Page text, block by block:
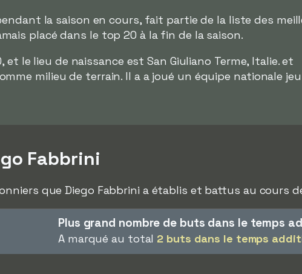
la saison en cours, fait partie de la liste des
placé dans le top 20 à la fin de la saison.
et le lieu de naissance est San Giuliano Terme, Italie. et
milieu de terrain. Il a a joué un équipe nationale
Fabbrini
que Diego Fabbrini a établis et battus au cours
Plus grand nombre de buts dans le temps
A marqué au total 2 buts dans le temps